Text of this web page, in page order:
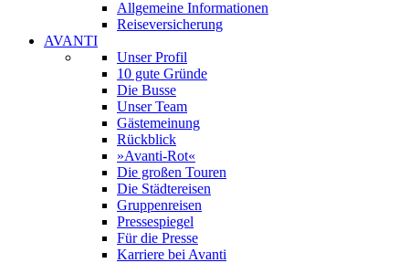
Allgemeine Informationen
Reiseversicherung
AVANTI
Unser Profil
10 gute Gründe
Die Busse
Unser Team
Gästemeinung
Rückblick
»Avanti-Rot«
Die großen Touren
Die Städtereisen
Gruppenreisen
Pressespiegel
Für die Presse
Karriere bei Avanti